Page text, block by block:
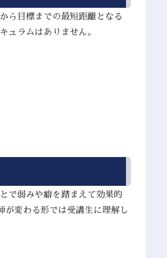
ら目標までの最短距離となる
ュラムはありません。
で弱みや癖を踏まえて効果的
が変わる形では受講生に理解し